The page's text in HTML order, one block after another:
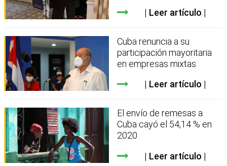
Leer artículo
Cuba renuncia a su
participación mayoritaria
en empresas mixtas
Leer artículo
El envío de remesas a
Cuba cayó el 54,14 % en
2020
Leer artículo